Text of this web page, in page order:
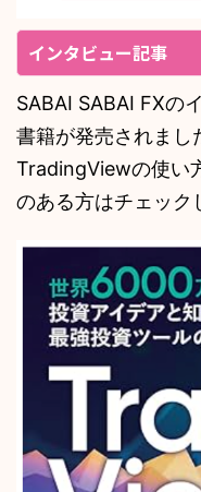
インタビュー記事
SABAI SABAI FXの
書籍が発売されまし
TradingViewの使い
のある方はチェック